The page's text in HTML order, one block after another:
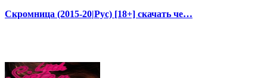
Скромница (2015-20|Рус) [18+] скачать че…